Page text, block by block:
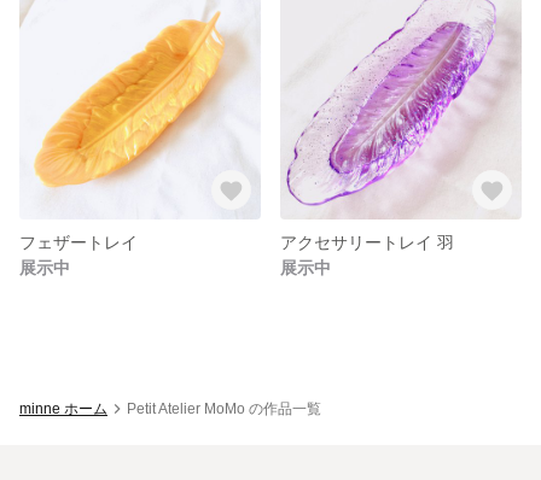
フェザートレイ
展示中
アクセサリートレイ 羽
展示中
minne ホーム Petit Atelier MoMo の作品一覧